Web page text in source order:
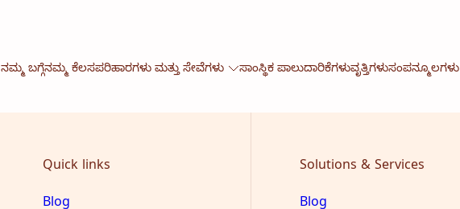
ನಮ್ಮ ಬಗ್ಗೆನಮ್ಮ ಕೆಲಸಪರಿಹಾರಗಳು ಮತ್ತು ಸೇವೆಗಳು ಸಾಂಸ್ಥಿಕ ಪಾಲುದಾರಿಕೆಗಳುವೃತ್ತಿಗಳುಸಂಪನ್ಮೂಲಗಳು
Quick links
Blog
Solutions & Services
Blog